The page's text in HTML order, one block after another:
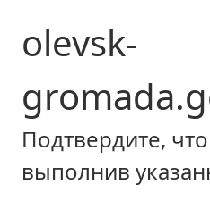
olevsk-
Подтвердите,
выполнив